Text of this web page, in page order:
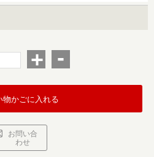
+ -
物かごに入れる
お問い合
わせ